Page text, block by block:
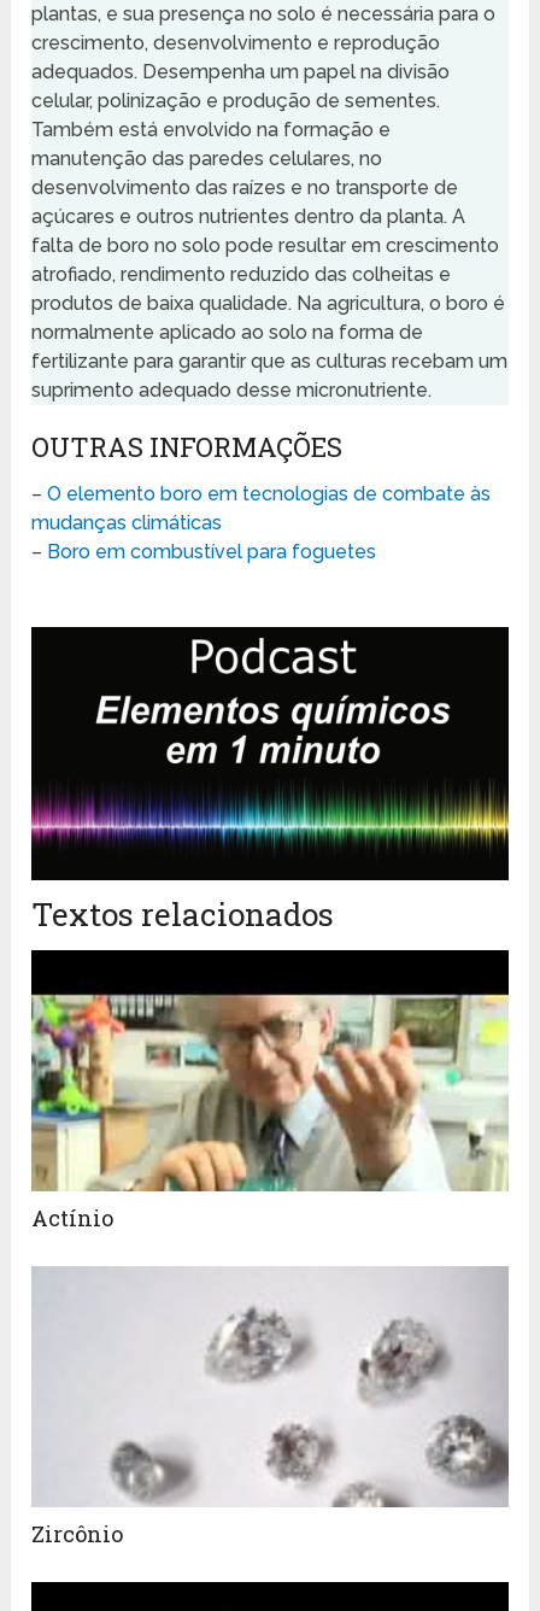
plantas, e sua presença no solo é necessária para o
crescimento, desenvolvimento e reprodução
adequados. Desempenha um papel na divisão
celular, polinização e produção de sementes.
Também está envolvido na formação e
manutenção das paredes celulares, no
desenvolvimento das raízes e no transporte de
açúcares e outros nutrientes dentro da planta. A
falta de boro no solo pode resultar em crescimento
atrofiado, rendimento reduzido das colheitas e
produtos de baixa qualidade. Na agricultura, o boro é
normalmente aplicado ao solo na forma de
fertilizante para garantir que as culturas recebam um
suprimento adequado desse micronutriente.
OUTRAS INFORMAÇÕES
–O elemento boro em tecnologias de combate às
mudanças climáticas
– Boro em combustível para foguetes
Textos relacionados
Actínio
Zircônio